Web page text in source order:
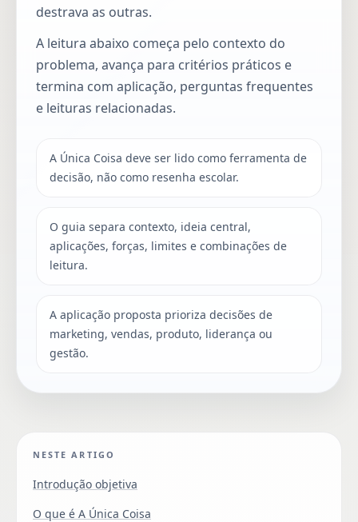
destrava as outras.
A leitura abaixo começa pelo contexto do
problema, avança para critérios práticos e
termina com aplicação, perguntas frequentes
e leituras relacionadas.
A Única Coisa deve ser lido como ferramenta de
decisão, não como resenha escolar.
O guia separa contexto, ideia central,
aplicações, forças, limites e combinações de
leitura.
A aplicação proposta prioriza decisões de
marketing, vendas, produto, liderança ou
gestão.
NESTE ARTIGO
Introdução objetiva
O que é A Única Coisa